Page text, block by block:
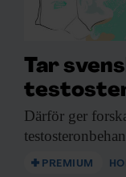
Tar
Därför ger
PREMIUM